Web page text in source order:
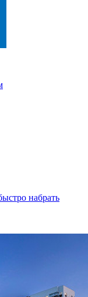
набрать